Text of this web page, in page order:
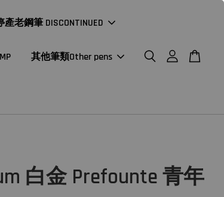
產老鋼筆 DISCONTINUED
其他筆類Other pens
白金 Prefounte 青年